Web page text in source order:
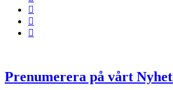
Prenumerera på vårt